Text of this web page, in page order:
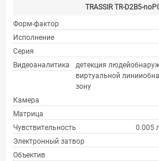
TRASSIR TR-D2B5-
Форм-фактор
Исполнение
Серия
Видеоаналитика
детекция
виртуальной
зону
Камера
Матрица
Чувствительность
0.005
Электронный затвор
Объектив